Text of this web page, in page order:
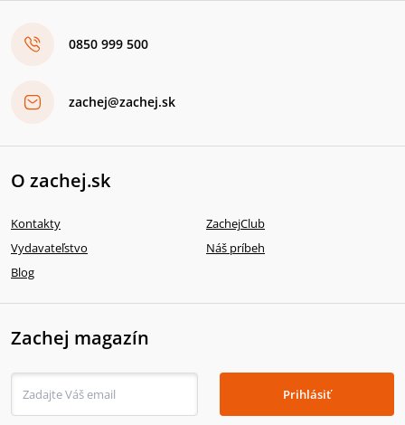
0850 999 500
zachej@zachej.sk
O zachej.sk
Kontakty
ZachejClub
Vydavateľstvo
Náš príbeh
Blog
Zachej magazín
Prihlásiť